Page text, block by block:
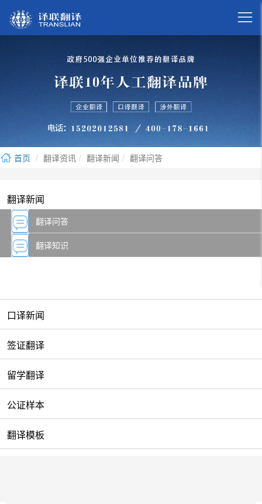

首页 翻译资讯 翻译新闻 翻译问答
翻译新闻
口译新闻
签证翻译
留学翻译
公证样本
翻译模板
翻译问答
翻译知识